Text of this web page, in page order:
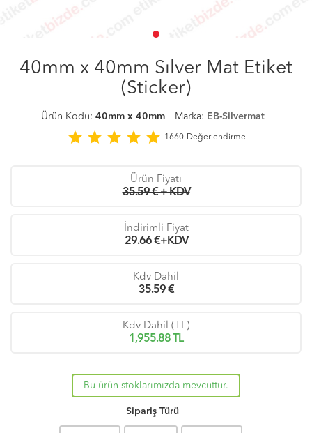
40mm x 40mm Sılver Mat Etiket
(Sticker)
Ürün Kodu: 40mm x 40mm Marka: EB-Silvermat
star star star star star 1660 Değerlendirme
Ürün Fiyatı
35.59 € + KDV
İndirimli Fiyat
29.66€+KDV
Kdv Dahil
35.59€
Kdv Dahil (TL)
1,955.88 TL
Bu ürün stoklarımızda mevcuttur.
Sipariş Türü